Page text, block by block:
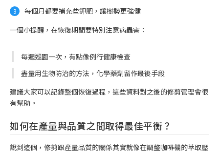
每個月都要補充些鉀肥，讓樹勢更強健
一個小提醒，在恢復期間要特別注意病蟲害：
每週巡園一次，有點像例行健康檢查
盡量用生物防治的方法，化學藥劑留作最後手段
建議大家可以記錄整個恢復過程，這些資料對之後的修剪管理會很
有幫助。
如何在產量與品質之間取得最佳平衡？
說到這個，修剪跟產量品質的關係其實就像在調整咖啡機的萃取壓